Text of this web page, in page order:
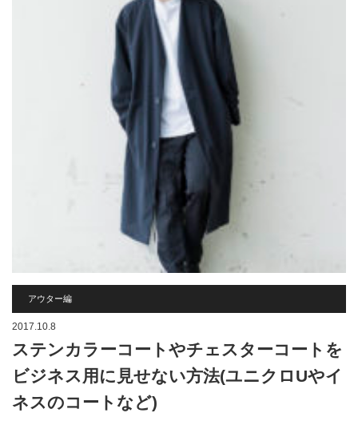
アウター編
2017.10.8
ステンカラーコートやチェスターコートを
ビジネス用に見せない方法(ユニクロUやイ
ネスのコートなど)